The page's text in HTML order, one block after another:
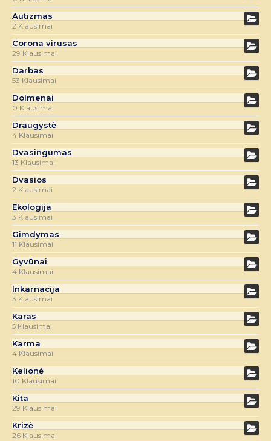
Autizmas
2 Klausimai
Corona virusas
29 Klausimai
Darbas
53 Klausimai
Dolmenai
0 Klausimai
Draugystė
4 Klausimai
Dvasingumas
13 Klausimai
Dvasios
2 Klausimai
Ekologija
3 Klausimai
Gimdymas
11 Klausimai
Gyvūnai
4 Klausimai
Inkarnacija
3 Klausimai
Karas
5 Klausimai
Karma
4 Klausimai
Kelionė
10 Klausimai
Kita
29 Klausimai
Krizė
26 Klausimai